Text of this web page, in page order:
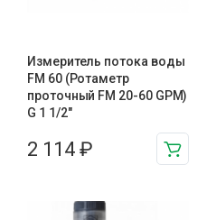
Измеритель потока воды
FM 60 (Ротаметр
проточный FM 20-60 GPM)
G 1 1/2″
2 114 ₽